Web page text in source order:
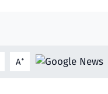
A+